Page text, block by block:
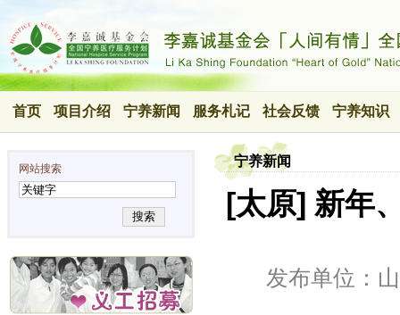
首页 项目介绍 宁养新闻 服务札记 社会反馈 宁养知识
网站搜索
搜索
宁养新闻
[太原] 新年
发布单位：